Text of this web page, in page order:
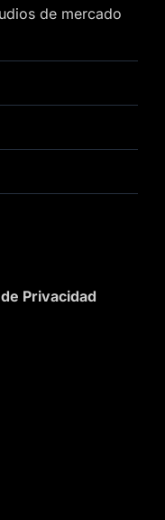
de mercado
Privacidad